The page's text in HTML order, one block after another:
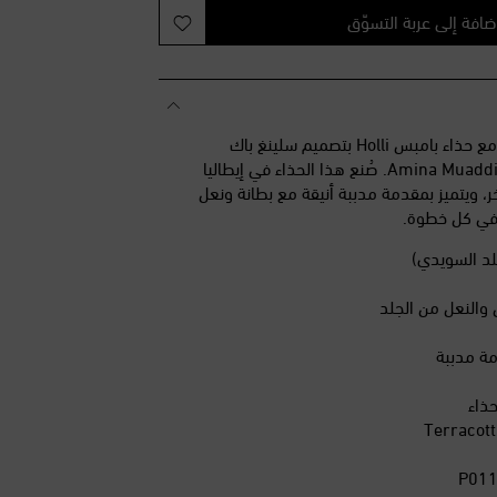
الأمنيات
الأمنيات
الأمنيات
إلى عربة التسوّق
تألقي بإطلالة استثنائية مع حذاء بامبس Holli بتصميم سلينغ باك
الراقي من إبداع علامة Amina Muaddi. صُنع هذا الحذاء في إيطاليا
ويتميز بمقدمة مدببة أنيقة مع بطانة ونعل
في كل خطوة.
السويدي)
والنعل من الجلد
مدببة